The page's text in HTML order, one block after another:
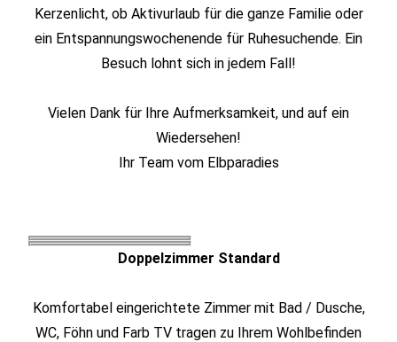
Kerzenlicht, ob Aktivurlaub für die ganze Familie oder
ein Entspannungswochenende für Ruhesuchende. Ein
Besuch lohnt sich in jedem Fall!
Vielen Dank für Ihre Aufmerksamkeit, und auf ein
Wiedersehen!
Ihr Team vom Elbparadies
Doppelzimmer Standard
Komfortabel eingerichtete Zimmer mit Bad / Dusche,
WC, Föhn und Farb TV tragen zu Ihrem Wohlbefinden